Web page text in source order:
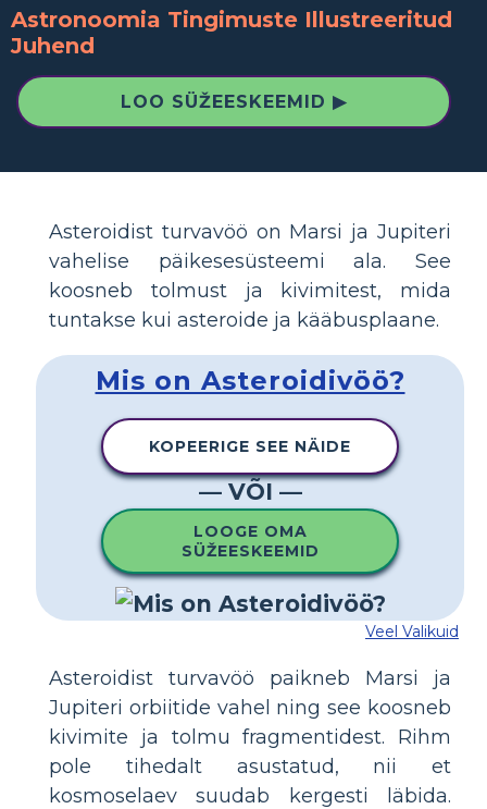
Astronoomia Tingimuste Illustreeritud
Juhend
LOO SÜŽEESKEEMID ▶
Asteroidist turvavöö on Marsi ja Jupiteri
vahelise päikesesüsteemi ala. See
koosneb tolmust ja kivimitest, mida
tuntakse kui asteroide ja kääbusplaane.
Mis on Asteroidivöö?
KOPEERIGE SEE NÄIDE
— VÕI —
LOOGE OMA
SÜŽEESKEEMID
Veel Valikuid
Asteroidist turvavöö paikneb Marsi ja
Jupiteri orbiitide vahel ning see koosneb
kivimite ja tolmu fragmentidest. Rihm
pole tihedalt asustatud, nii et
kosmoselaev suudab kergesti läbida.